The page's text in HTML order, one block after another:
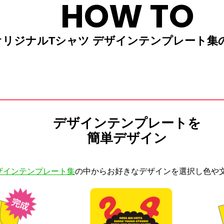
HOW TO
リジナルTシャツ デザインテンプレート集
デザインテンプレートを
簡単デザイン
インテンプレート集の中からお好きなデザインを選択し色や